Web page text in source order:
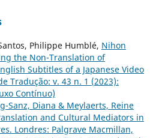
Philippe Humblé, Nihon
the Non-Translation of
Subtitles of a Japanese Video
Tradução: v. 43 n. 1 (2023):
Contínuo)
Sanz, Diana & Meylaerts, Reine
and Cultural Mediators in
Londres: Palgrave Macmillan,